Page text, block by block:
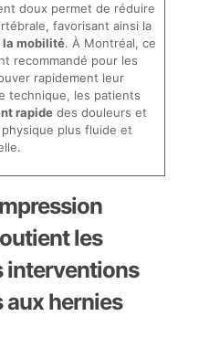
doux permet de réduire
favorisant ainsi la
la mobilité. À Montréal, ce
recommandé pour les
rapidement leur
technique, les patients
rapide des douleurs et
plus fluide et
les
interventions
aux hernies